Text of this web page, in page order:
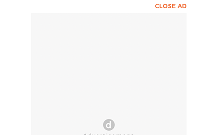
CLOSE AD